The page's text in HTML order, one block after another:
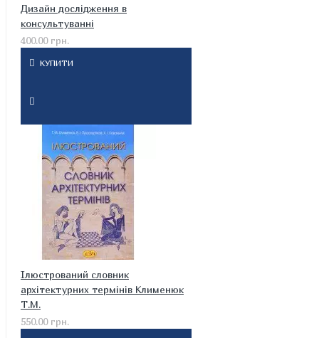
Дизайн дослідження в
консультуванні
400.00 грн.
КУПИТИ
Ілюстрований словник
архітектурних термінів Клименюк
Т.М.
550.00 грн.